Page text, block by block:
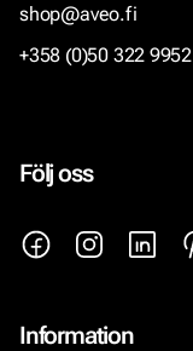
shop@aveo.fi
+358 (0)50 322 9952
Följ oss
Information